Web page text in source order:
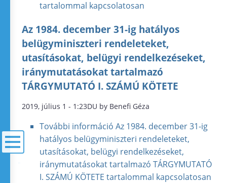
tartalommal kapcsolatosan
Az 1984. december 31-ig hatályos
belügyminiszteri rendeleteket,
utasításokat, belügyi rendelkezéseket,
iránymutatásokat tartalmazó
TÁRGYMUTATÓ I. SZÁMÚ KÖTETE
2019, július 1 - 1:23DU by Benefi Géza
További információ Az 1984. december 31-ig
hatályos belügyminiszteri rendeleteket,
utasításokat, belügyi rendelkezéseket,
iránymutatásokat tartalmazó TÁRGYMUTATÓ
I. SZÁMÚ KÖTETE tartalommal kapcsolatosan